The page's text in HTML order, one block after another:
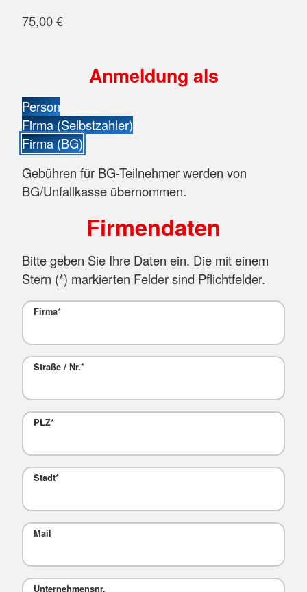
75,00 €
Anmeldung als
Person
Firma (Selbstzahler)
Firma (BG)
Gebühren für BG-Teilnehmer werden von
BG/Unfallkasse übernommen.
Firmendaten
Bitte geben Sie Ihre Daten ein. Die mit einem
Stern (*) markierten Felder sind Pflichtfelder.
Firma*
Straße / Nr.*
PLZ*
Stadt*
Mail
Unternehmensnr.